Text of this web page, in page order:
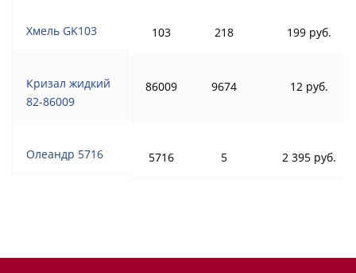
Хмель GK103
Кризал жидкий
82-86009
Олеандр 5716
103 218 199 руб.
86009 9674 12 руб.
5716 5 2 395 руб.